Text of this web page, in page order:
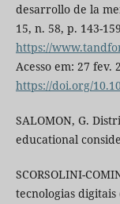
desarrollo de la
15, n. 58, p. 143-
https://
Acesso em: 27 fev.
https://doi.org/
SALOMON, G.
educational
SCORSOLINI-
tecnologias digitais